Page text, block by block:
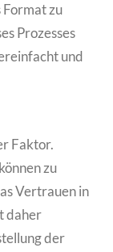
zu
Prozesses
und
Faktor.
zu
Vertrauen in
daher
der